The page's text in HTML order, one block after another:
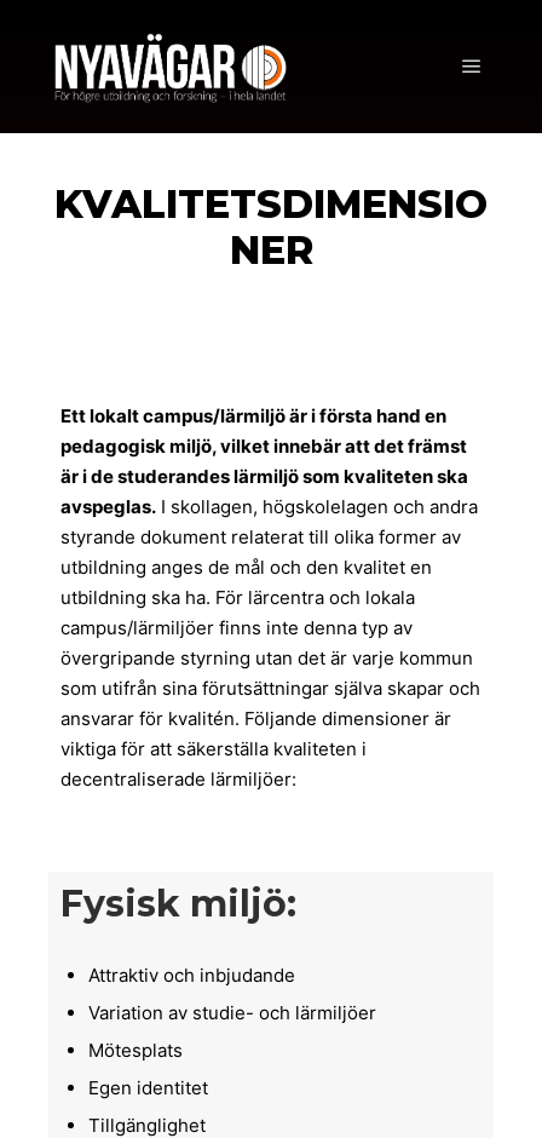
KVALITETSDIMENSIO
NER
Ett lokalt campus/lärmiljö är i första hand en
pedagogisk miljö, vilket innebär att det främst
är i de studerandes lärmiljö som kvaliteten ska
avspeglas. I skollagen, högskolelagen och andra
styrande dokument relaterat till olika former av
utbildning anges de mål och den kvalitet en
utbildning ska ha. För lärcentra och lokala
campus/lärmiljöer finns inte denna typ av
övergripande styrning utan det är varje kommun
som utifrån sina förutsättningar själva skapar och
ansvarar för kvalitén. Följande dimensioner är
viktiga för att säkerställa kvaliteten i
decentraliserade lärmiljöer:
Fysisk miljö:
Attraktiv och inbjudande
Variation av studie- och lärmiljöer
Mötesplats
Egen identitet
Tillgänglighet